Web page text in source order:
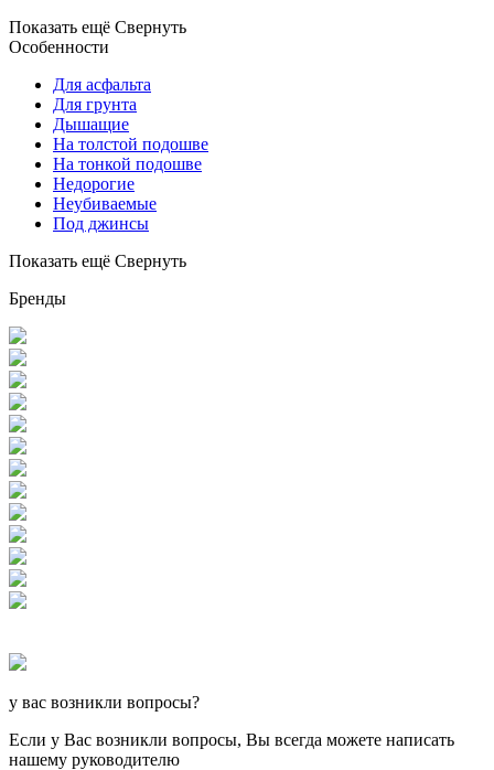
Показать ещё Свернуть
Особенности
Для асфальта
Для грунта
Дышащие
На толстой подошве
На тонкой подошве
Недорогие
Неубиваемые
Под джинсы
Показать ещё Свернуть
Бренды
у вас возникли вопросы?
Если у Вас возникли вопросы, Вы всегда можете написать
нашему руководителю